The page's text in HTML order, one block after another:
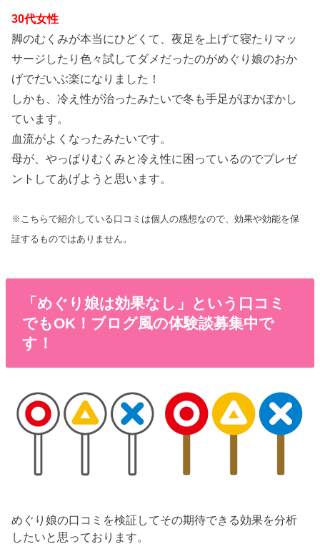
30代女性
脚のむくみが本当にひどくて、夜足を上げて寝たりマッ
サージしたり色々試してダメだったのがめぐり娘のおか
げでだいぶ楽になりました！
しかも、冷え性が治ったみたいで冬も手足がぽかぽかし
ています。
血流がよくなったみたいです。
母が、やっぱりむくみと冷え性に困っているのでプレゼ
ントしてあげようと思います。
※こちらで紹介している口コミは個人の感想なので、効果や効能を保
証するものではありません。
「めぐり娘は効果なし」という口コミ
でもOK！ブログ風の体験談募集中で
す！
めぐり娘の口コミを検証してその期待できる効果を分析
したいと思っております。